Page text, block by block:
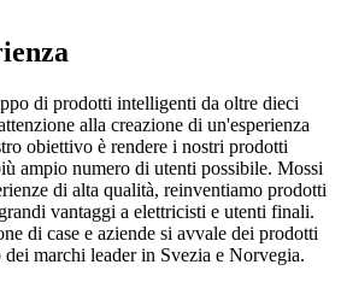
di prodotti intelligenti da oltre dieci
alla creazione di un'esperienza
obiettivo è rendere i nostri prodotti
ampio numero di utenti possibile. Mossi
di alta qualità, reinventiamo prodotti
vantaggi a elettricisti e utenti finali.
di case e aziende si avvale dei prodotti
marchi leader in Svezia e Norvegia.